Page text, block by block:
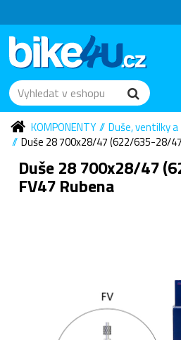
KOMPONENTY
Duše, ventilky
Duše 28 700x28/47 (622/635-28/
Duše 28 700x28/47
FV47 Rubena